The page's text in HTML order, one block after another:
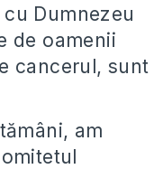
Dumnezeu
de oamenii
cancerul, sunt
am